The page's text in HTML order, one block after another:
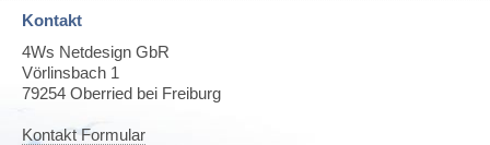
Kontakt
4Ws Netdesign GbR
Vörlinsbach 1
79254 Oberried bei Freiburg
Kontakt Formular